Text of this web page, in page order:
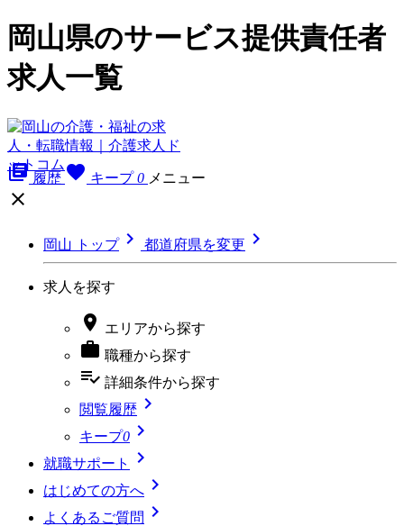
岡山県のサービス提供責任者
求人一覧
library_books 履歴 favorite キープ 0 メニュー

岡山 トップ 都道府県を変更 
求人を探す
 エリアから探す
 職種から探す
playlist_add_check 詳細条件から探す
閲覧履歴 
キープ0 
就職サポート 
はじめての方へ 
よくあるご質問 